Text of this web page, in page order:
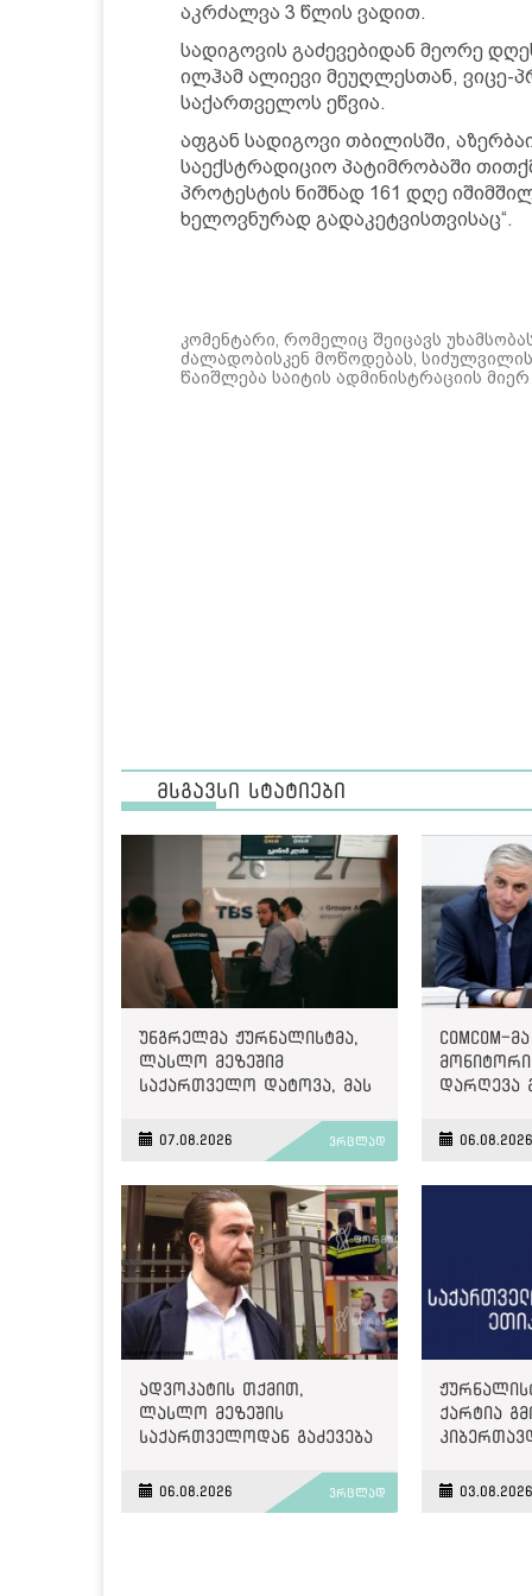
აკრძალვა 3 წლის ვადით.
სადიგოვის გაძევებიდან მეორე
ილჰამ ალიევი მეუღლესთან, ვიცე-
საქართველოს ეწვია.
აფგან სადიგოვი თბილისში,
საექსტრადიციო პატიმრობაში
პროტესტის ნიშნად 161 დღე
ხელოვნურად გადაკეტვისთვისაც“.
კომენტარი, რომელიც შეიცავს
ძალადობისკენ მოწოდებას,
წაიშლება საიტის ადმინისტრაციის მიერ
მსგავსი სტატიები
უნგრელმა ჟურნალისტმა,
ლასლო მეზეშიმ
საქართველო დატოვა, მას
07.08.2026 ვრცლად
ComCom-
დარღევა
06.08.2026
ადვოკატის თქმით,
ლასლო მეზეშის
საქართველოდან გაძევება
06.08.2026 ვრცლად
ქარტია
03.08.2026